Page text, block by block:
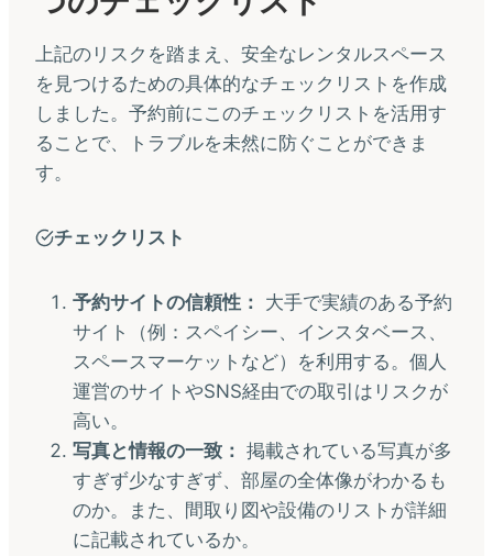
上記のリスクを踏まえ、安全なレンタルスペース
を見つけるための具体的なチェックリストを作成
しました。予約前にこのチェックリストを活用す
ることで、トラブルを未然に防ぐことができま
す。
チェックリスト
予約サイトの信頼性： 大手で実績のある予約
サイト（例：スペイシー、インスタベース、
スペースマーケットなど）を利用する。個人
運営のサイトやSNS経由での取引はリスクが
高い。
写真と情報の一致： 掲載されている写真が多
すぎず少なすぎず、部屋の全体像がわかるも
のか。また、間取り図や設備のリストが詳細
に記載されているか。